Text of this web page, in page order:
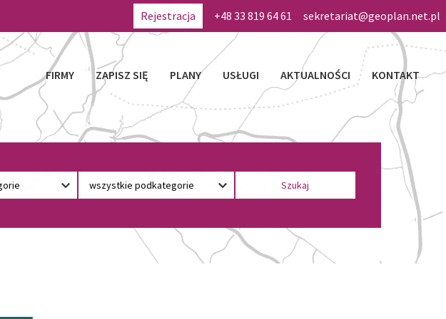
Rejestracja +48 33 819 64 61 sekretariat@geoplan.net.pl
FIRMY ZAPISZ SIĘ PLANY USŁUGI AKTUALNOŚCI KONTAKT